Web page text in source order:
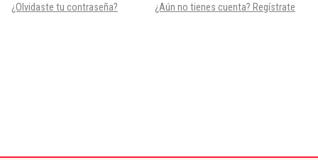
¿Olvidaste tu contraseña? ¿Aún no tienes cuenta? Regístrate